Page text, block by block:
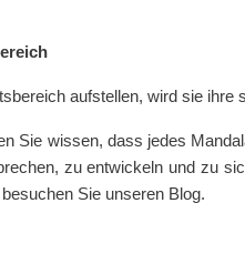
aufstellen, wird sie ihre
Sie wissen, dass jedes
zu entwickeln und zu
Sie unseren Blog.